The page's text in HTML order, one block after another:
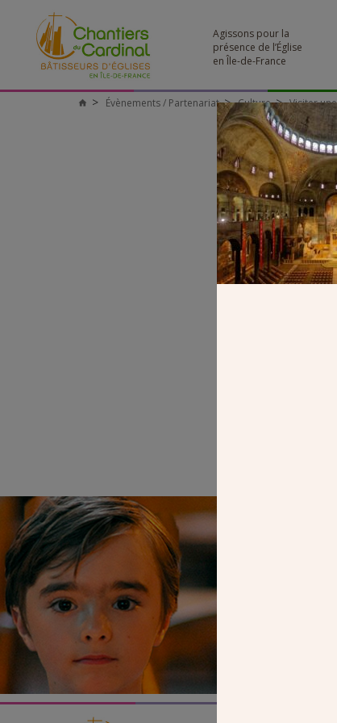
Agissons pour la
présence de l’Église
en Île-de-France
Chantiers
Évènements / Partenariat Culture Visiter
SEUL
NOUS